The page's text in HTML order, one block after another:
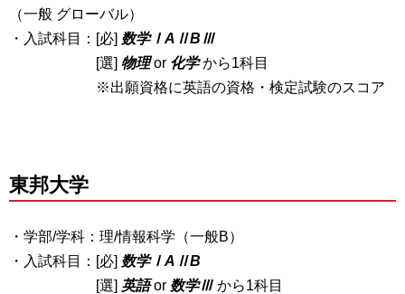
（一般 グローバル）
・入試科目：[必] 数学ⅠAⅡBⅢ
[選] 物理or 化学から1科目
※出願資格に英語の資格・検定試験のスコア
東邦大学
・学部/学科：理/情報科学（一般B）
・入試科目：[必] 数学ⅠAⅡB
[選] 英語or 数学Ⅲ から1科目